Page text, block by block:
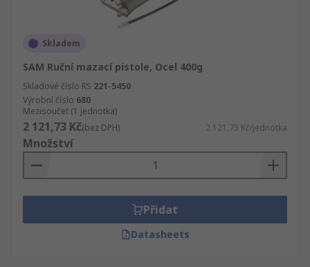
Skladem
SAM Ruční mazací pistole, Ocel 400g
Skladové číslo RS 221-5450
Výrobní číslo 680
Mezisoučet (1 jednotka)
2 121,73 Kč(bez DPH) 2 121,73 Kč/jednotka
Množství
Přidat
Datasheets